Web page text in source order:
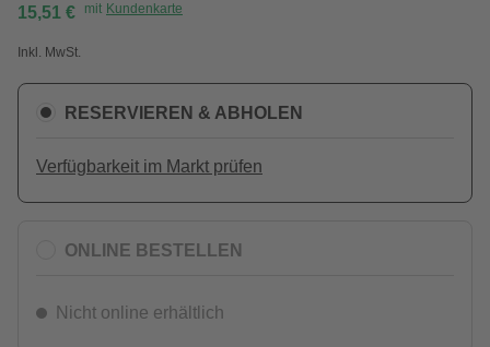
15,51 € mit Kundenkarte
Inkl. MwSt.
RESERVIEREN & ABHOLEN
Verfügbarkeit im Markt prüfen
ONLINE BESTELLEN
Nicht online erhältlich